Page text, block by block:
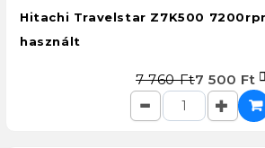
Hitachi Travelstar Z7K500
használt
7 760 Ft7 500 Ft